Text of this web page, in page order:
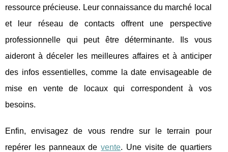
ressource précieuse. Leur connaissance du marché local
et leur réseau de contacts offrent une perspective
professionnelle qui peut être déterminante. Ils vous
aideront à déceler les meilleures affaires et à anticiper
des infos essentielles, comme la date envisageable de
mise en vente de locaux qui correspondent à vos
besoins.
Enfin, envisagez de vous rendre sur le terrain pour
repérer les panneaux devente. Une visite de quartiers